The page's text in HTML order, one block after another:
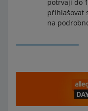
potrvají do
přihlašovat
na